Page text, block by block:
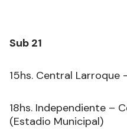
Sub 21
15hs. Central Larroque
18hs. Independiente –
(Estadio Municipal)